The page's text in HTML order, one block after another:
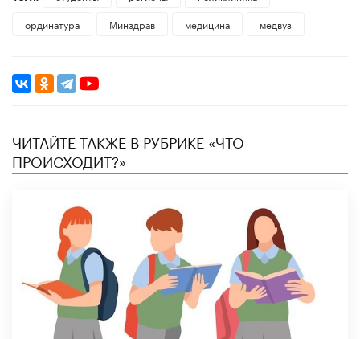
ординатура
Минздрав медицина медвуз
ЧИТАЙТЕ ТАКЖЕ В РУБРИКЕ «ЧТО
ПРОИСХОДИТ?»